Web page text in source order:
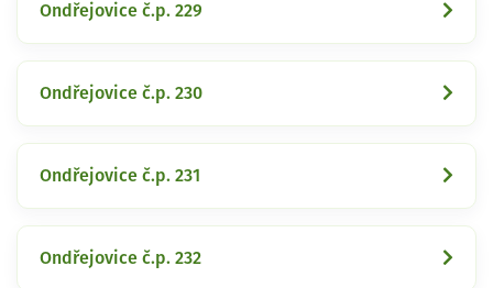
Ondřejovice č.p. 229
Ondřejovice č.p. 230
Ondřejovice č.p. 231
Ondřejovice č.p. 232